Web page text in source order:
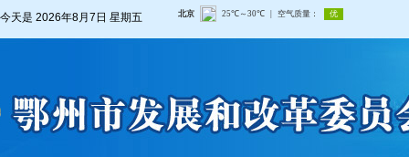
今天是 2026年8月7日 星期五